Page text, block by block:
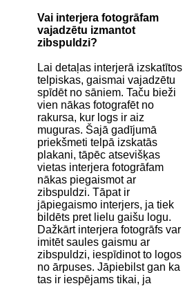
Vai interjera fotogrāfam
vajadzētu izmantot
zibspuldzi?
Lai detaļas interjerā izskatītos
telpiskas, gaismai vajadzētu
spīdēt no sāniem. Taču bieži
vien nākas fotografēt no
rakursa, kur logs ir aiz
muguras. Šajā gadījumā
priekšmeti telpā izskatās
plakani, tāpēc atsevišķas
vietas interjera fotogrāfam
nākas piegaismot ar
zibspuldzi. Tāpat ir
jāpiegaismo interjers, ja tiek
bildēts pret lielu gaišu logu.
Dažkārt interjera fotogrāfs var
imitēt saules gaismu ar
zibspuldzi, iespīdinot to logos
no ārpuses. Jāpiebilst gan ka
tas ir iespējams tikai, ja